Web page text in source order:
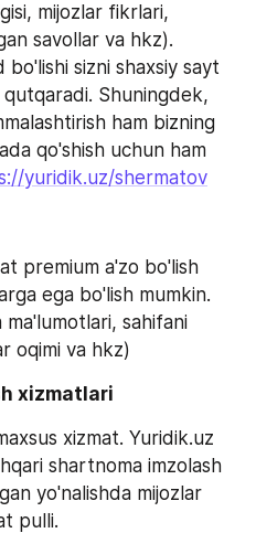
mijozlar fikrlari,
savollar va hkz).
bo'lishi sizni shaxsiy sayt
Shuningdek,
ham bizning
qo'shish uchun ham
yuridik.uz/shermatov
premium a'zo bo'lish
ega bo'lish mumkin.
sahifani
oqimi va hkz)
xizmatlari
xizmat. Yuridik.uz
shartnoma imzolash
yo'nalishda mijozlar
pulli.